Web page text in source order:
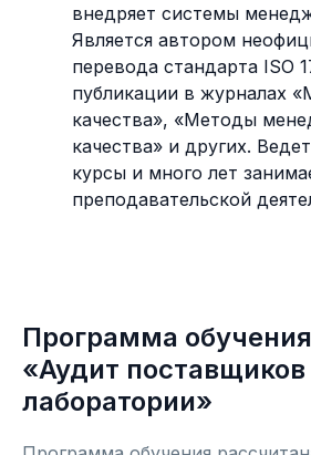
внедряет системы
Является автором
перевода стандарта ISO
публикации в журналах
качества», «Методы
качества» и других.
курсы и много лет
преподавательской
Программа
«Аудит поставщиков
лаборатории»